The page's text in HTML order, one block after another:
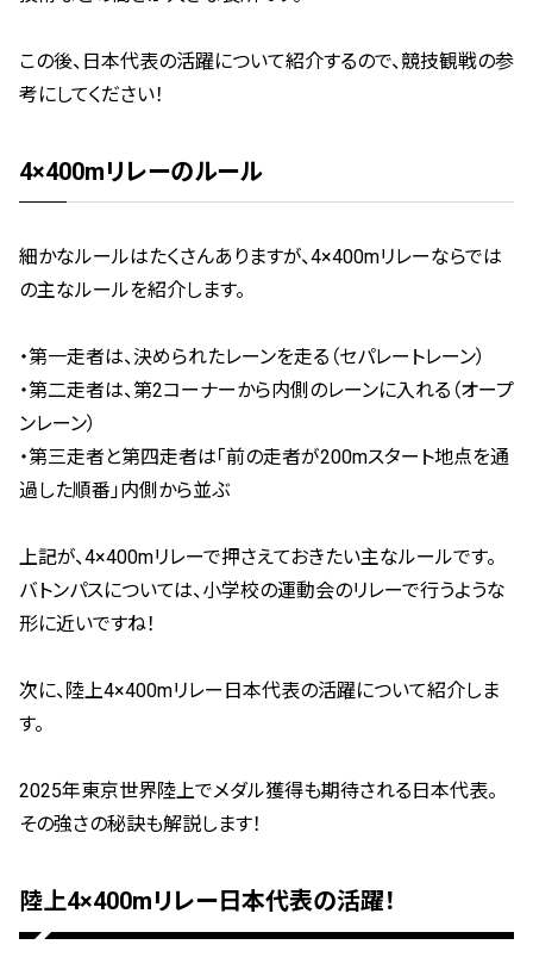
この後、日本代表の活躍について紹介するので、競技観戦の参
考にしてください！
4×400mリレーのルール
細かなルールはたくさんありますが、4×400mリレーならでは
の主なルールを紹介します。
・第一走者は、決められたレーンを走る（セパレートレーン）
・第二走者は、第2コーナーから内側のレーンに入れる（オープ
ンレーン）
・第三走者と第四走者は「前の走者が200mスタート地点を通
過した順番」内側から並ぶ
上記が、4×400mリレーで押さえておきたい主なルールです。
バトンパスについては、小学校の運動会のリレーで行うような
形に近いですね！
次に、陸上4×400mリレー日本代表の活躍について紹介しま
す。
2025年東京世界陸上でメダル獲得も期待される日本代表。
その強さの秘訣も解説します！
陸上4×400mリレー日本代表の活躍！